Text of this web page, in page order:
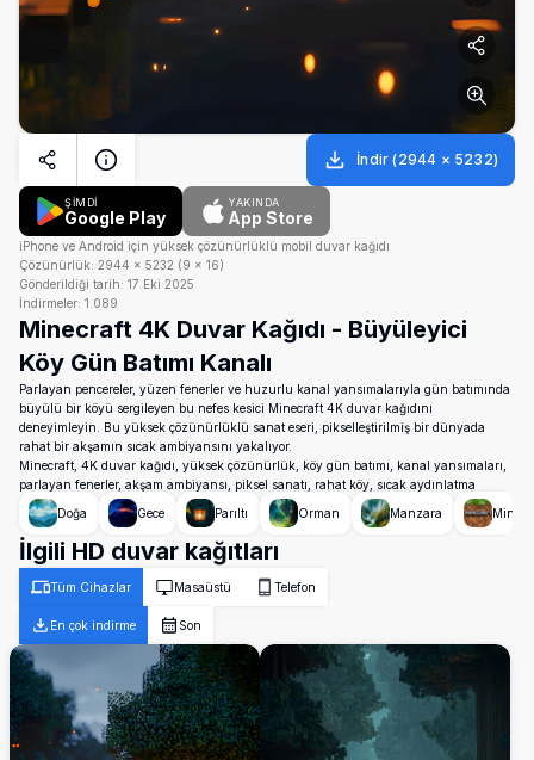
İndir (2944 × 5232)
ŞİMDİ
Google Play
YAKINDA
App Store
iPhone ve Android için yüksek çözünürlüklü mobil duvar kağıdı
Çözünürlük: 2944 × 5232 (9 × 16)
Gönderildiği tarih: 17 Eki 2025
İndirmeler: 1.089
Minecraft 4K Duvar Kağıdı - Büyüleyici
Köy Gün Batımı Kanalı
Parlayan pencereler, yüzen fenerler ve huzurlu kanal yansımalarıyla gün batımında
büyülü bir köyü sergileyen bu nefes kesici Minecraft 4K duvar kağıdını
deneyimleyin. Bu yüksek çözünürlüklü sanat eseri, pikselleştirilmiş bir dünyada
rahat bir akşamın sıcak ambiyansını yakalıyor.
Minecraft, 4K duvar kağıdı, yüksek çözünürlük, köy gün batımı, kanal yansımaları,
parlayan fenerler, akşam ambiyansı, piksel sanatı, rahat köy, sıcak aydınlatma
Doğa
Gece Parıltı Orman Manzara
İlgili HD duvar kağıtları
Tüm Cihazlar Masaüstü Telefon
En çok indirme Son